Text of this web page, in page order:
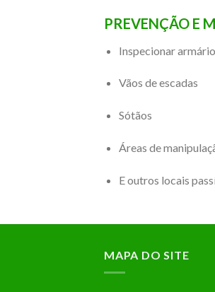
PREVENÇÃO E
Inspecionar
Vãos de escadas
Sótãos
Áreas de
E outros locais
MAPA DO SITE